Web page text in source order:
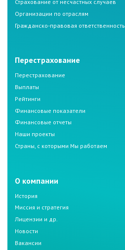
Страхование от несчастных случаев
Организации по отраслям
Гражданско-правовая ответственность
Перестрахование
Перестрахование
Выплаты
Рейтинги
Финансовые показатели
Финансовые отчеты
Наши проекты
Страны, с которыми Мы работаем
О компании
История
Миссия и стратегия
Лицензии и др.
Новости
Вакансии